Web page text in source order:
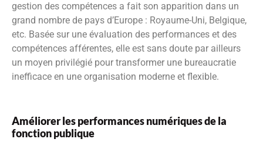
gestion des compétences a fait son apparition dans un
grand nombre de pays d’Europe : Royaume-Uni, Belgique,
etc. Basée sur une évaluation des performances et des
compétences afférentes, elle est sans doute par ailleurs
un moyen privilégié pour transformer une bureaucratie
inefficace en une organisation moderne et flexible.
Améliorer les performances numériques de la
fonction publique